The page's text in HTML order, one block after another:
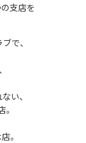
の支店を
で、
い、
。